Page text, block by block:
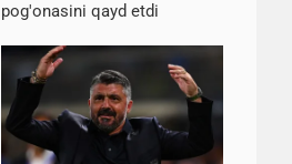
pog'onasini qayd etdi